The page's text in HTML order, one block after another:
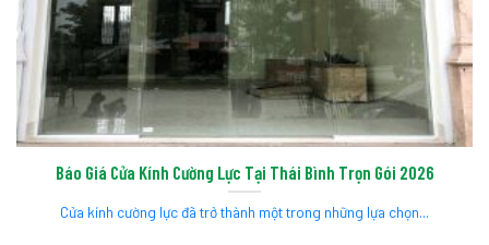
Báo Giá Cửa Kính Cường Lực Tại Thái Bình Trọn Gói 2026
Cửa kính cường lực đã trở thành một trong những lựa chọn...